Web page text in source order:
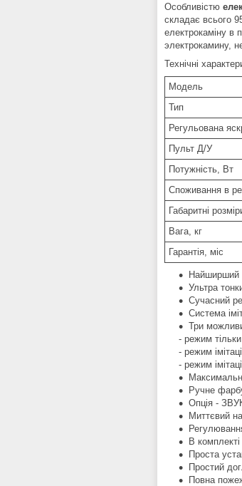
Особливістю
складає всього
електрокаміну в
электрокамину,
Технічні
Модель
Тип
Регульована
Пульт Д/У
Потужність, Вт
Споживання в
Габаритні
Вага, кг
Гарантія, міс
Найширший
Ультра
Сучасний
Система
Три
- режим тільки
- режим
- режим
Ручне
Опція -
Миттєвий
В
Проста
Простий
Повна